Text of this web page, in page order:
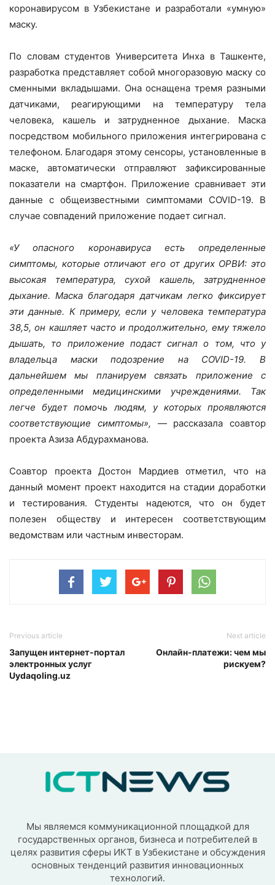
коронавирусом в Узбекистане и разработали «умную»
маску.
По словам студентов Университета Инха в Ташкенте,
разработка представляет собой многоразовую маску со
сменными вкладышами. Она оснащена тремя разными
датчиками, реагирующими на температуру тела
человека, кашель и затрудненное дыхание. Маска
посредством мобильного приложения интегрирована с
телефоном. Благодаря этому сенсоры, установленные в
маске, автоматически отправляют зафиксированные
показатели на смартфон. Приложение сравнивает эти
данные с общеизвестными симптомами COVID-19. В
случае совпадений приложение подает сигнал.
«У опасного коронавируса есть определенные
симптомы, которые отличают его от других ОРВИ: это
высокая температура, сухой кашель, затрудненное
дыхание. Маска благодаря датчикам легко фиксирует
эти данные. К примеру, если у человека температура
38,5, он кашляет часто и продолжительно, ему тяжело
дышать, то приложение подаст сигнал о том, что у
владельца маски подозрение на COVID-19. В
дальнейшем мы планируем связать приложение с
определенными медицинскими учреждениями. Так
легче будет помочь людям, у которых проявляются
соответствующие симптомы», — рассказала соавтор
проекта Азиза Абдурахманова.
Соавтор проекта Достон Мардиев отметил, что на
данный момент проект находится на стадии доработки
и тестирования. Студенты надеются, что он будет
полезен обществу и интересен соответствующим
ведомствам или частным инвесторам.
Previous article
Запущен интернет-портал
электронных услуг
Uydaqoling.uz
Next article
Онлайн-платежи: чем мы
рискуем?
Мы являемся коммуникационной площадкой для
государственных органов, бизнеса и потребителей в
целях развития сферы ИКТ в Узбекистане и обсуждения
основных тенденций развития инновационных
технологий.